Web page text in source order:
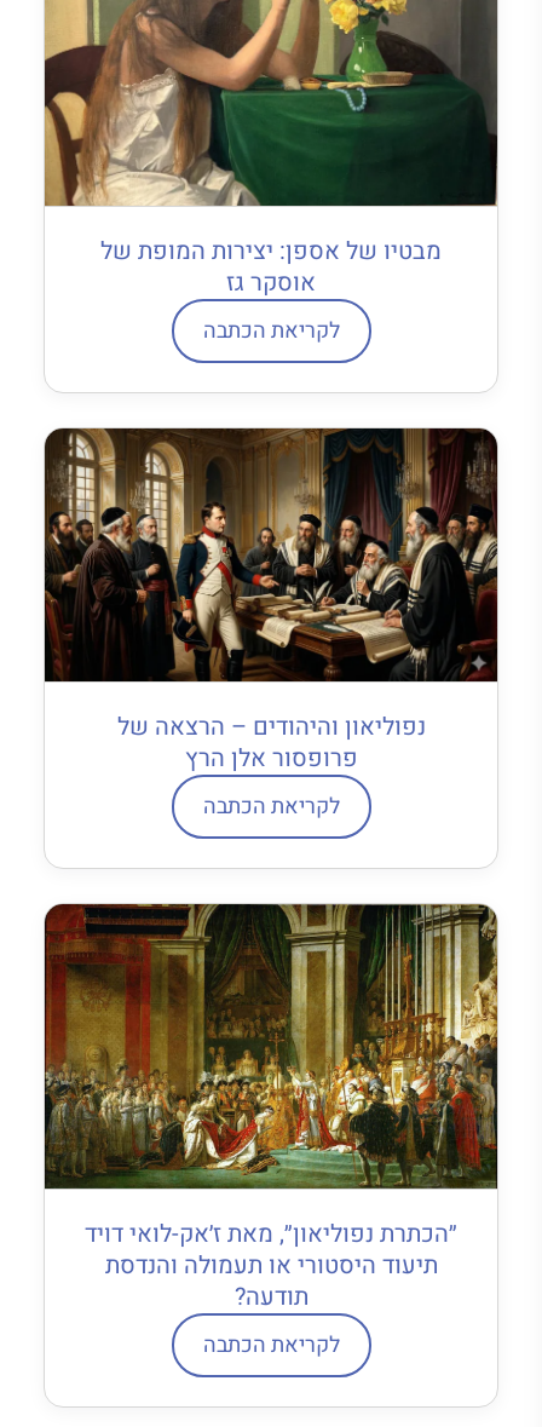
מבטיו של אספן: יצירות המופת של
אוסקר גז
לקריאת הכתבה
נפוליאון והיהודים – הרצאה של
פרופסור אלן הרץ
לקריאת הכתבה
״הכתרת נפוליאון״, מאת ז׳אק-לואי דויד
תיעוד היסטורי או תעמולה והנדסת
תודעה?
לקריאת הכתבה